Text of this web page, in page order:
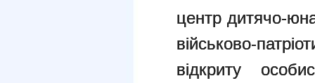
центр дитячо-
військово-
відкриту